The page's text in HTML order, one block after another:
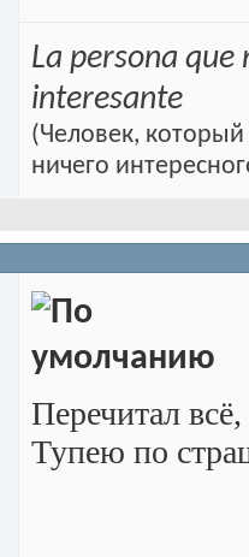
La persona
interesante
(Человек, который
ничего
Перечитал
Тупею по